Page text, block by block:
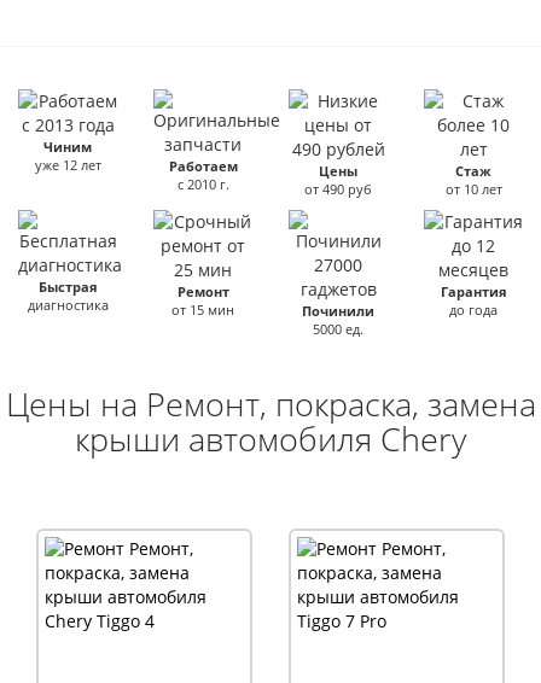
Чиним
уже 12 лет
Работаем
с 2010 г.
Цены
от 490 руб
Стаж
от 10 лет
Быстрая
диагностика
Ремонт
от 15 мин
Починили
5000 ед.
Гарантия
до года
Цены на Ремонт, покраска, замена
крыши автомобиля Chery